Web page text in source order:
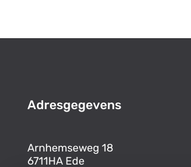
Adresgegevens
Arnhemseweg 18
6711HA Ede